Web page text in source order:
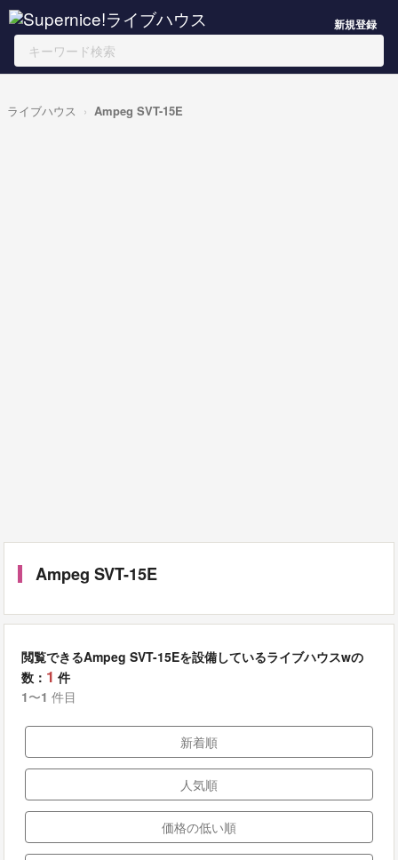
新規登録
ライブハウス Ampeg SVT-15E
Ampeg SVT-15E
閲覧できるAmpeg SVT-15Eを設備しているライブハウスwの
数： 1 件
1〜1 件目
新着順
人気順
価格の低い順